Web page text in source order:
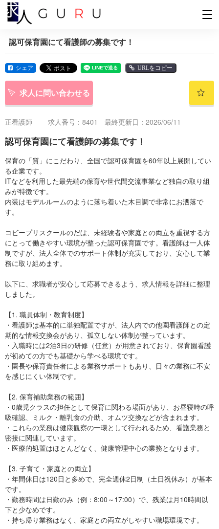
認可保育園にて看護師の募集です！
シェア URLをコピー
求人に問い合わせる
正看護師 求人番号：8401 最終更新日：2026/06/11
認可保育園にて看護師の募集です！
保育の「質」にこだわり、全国で認可保育園を60年以上展開してい
る企業です。
ITなどを利用した最先端の保育や世代間交流事業など独自の取り組
みが特徴です。
内装はモデルルームのように落ち着いた木目調で非常にお洒落で
す。
コビープリスクールのだは、未経験者や家庭との両立を重視する方
にとって働きやすい環境が整った認可保育園です。看護師は一人体
制ですが、法人全体でのサポート体制が充実しており、安心して業
務に取り組めます。
以下に、求職者が安心して応募できるよう、求人情報を詳細に整理
しました。
【1. 職員体制・教育制度】
・看護師は基本的に単独配置ですが、法人内での他園看護師との定
期的な情報交換会があり、孤立しない体制が整っています。
・入職時には2泊3日の研修（任意）が用意されており、保育園看護
が初めての方でも基礎から学べる環境です。
・園長や保育責任者による業務サポートもあり、日々の業務に不安
を感じにくい体制です。
【2. 保育補助業務の範囲】
・0歳児クラスの担任として保育に関わる場面があり、お昼寝時の呼
吸確認、ミルク・離乳食の介助、オムツ交換などが含まれます。
・これらの業務は健康観察の一環として行われるため、看護業務と
密接に関連しています。
・医療的処置はほとんどなく、健康管理中心の業務となります。
【3. 子育て・家庭との両立】
・年間休日は120日と多めで、完全週休2日制（土日祝休み）が基本
です。
・勤務時間は日勤のみ（例：8:00～17:00）で、残業は月10時間以
下と少なめです。
・持ち帰り業務はなく、家庭との両立がしやすい職場環境です。